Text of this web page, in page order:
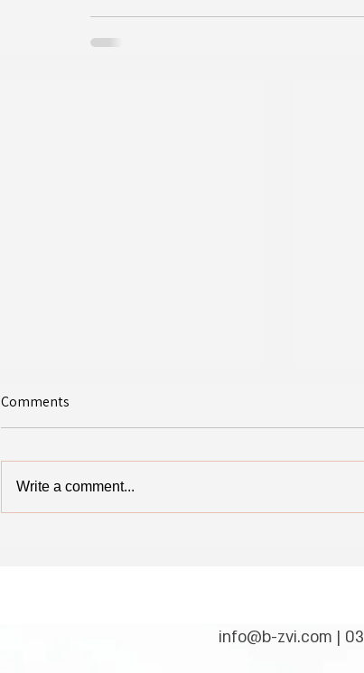
Comments
Write a comment...
info@b-zvi.com